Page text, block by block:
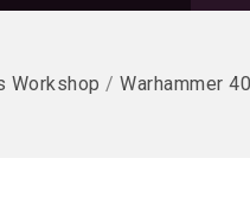
Workshop / Warhammer